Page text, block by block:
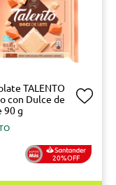
TALENTO
con Dulce de
90 g
20%OFF